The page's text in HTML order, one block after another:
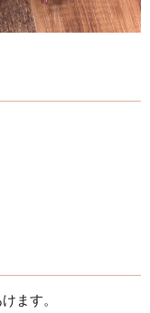
ます。